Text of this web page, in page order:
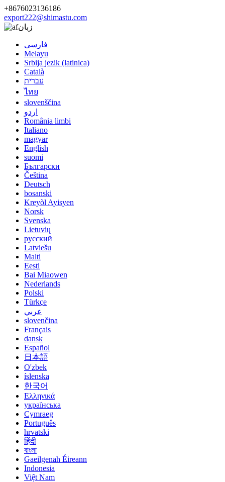
+8676023136186
export222@shimastu.com
زبان
فارسی
Melayu
Srbija jezik (latinica)
Català
עברית
ไทย
slovenščina
اردو
România limbi
Italiano
magyar
English
suomi
Български
Čeština
Deutsch
bosanski
Kreyòl Ayisyen
Norsk
Svenska
Lietuvių
русский
Latviešu
Malti
Eesti
Bai Miaowen
Nederlands
Polski
Türkçe
عربي
slovenčina
Français
dansk
Español
日本語
O'zbek
íslenska
한국어
Ελληνικά
українська
Cymraeg
Português
hrvatski
हिंदी
বাংলা
Gaeilgenah Éireann
Indonesia
Việt Nam